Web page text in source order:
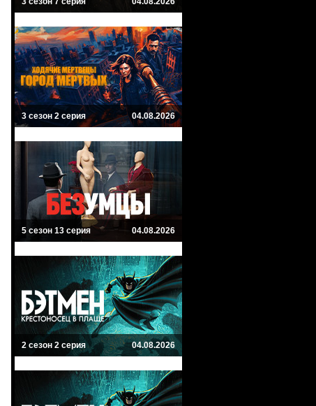
3 сезон 2 серия 04.08.2026
5 сезон 13 серия 04.08.2026
2 сезон 2 серия 04.08.2026